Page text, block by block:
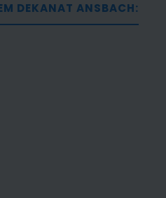
DEKANAT ANSBACH: